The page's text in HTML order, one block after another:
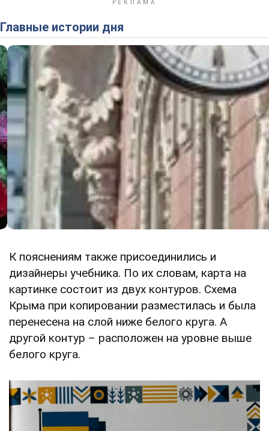
Главные истории дня
К пояснениям также присоединились и
дизайнеры учебника. По их словам, карта на
картинке состоит из двух контуров. Схема
Крыма при копировании разместилась и была
перенесена на слой ниже белого круга. А
другой контур – расположен на уровне выше
белого круга.